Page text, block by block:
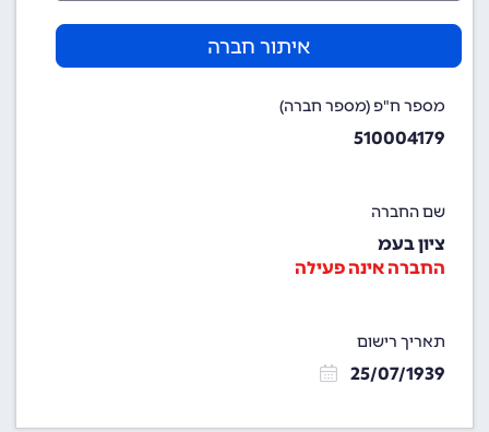
איתור חברה
מספר ח"פ (מספר חברה)
510004179
שם החברה
ציון בעמ
החברה אינה פעילה
תאריך רישום
25/07/1939